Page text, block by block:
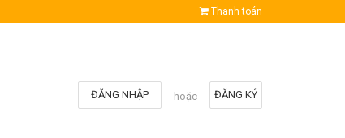
Thanh toán
ĐĂNG KÝ
hoặc
ĐĂNG NHẬP